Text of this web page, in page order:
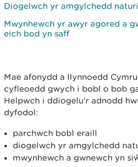
Diogelwch yr amgylchedd
Mwynhewch yr awyr agored a
eich bod yn saff
Mae afonydd a llynnoedd
cyfleoedd gwych i bobl o bob
Helpwch i ddiogelu’r adnodd
dyfodol:
parchwch bobl eraill
diogelwch yr amgylchedd
mwynhewch a gwnewch yn